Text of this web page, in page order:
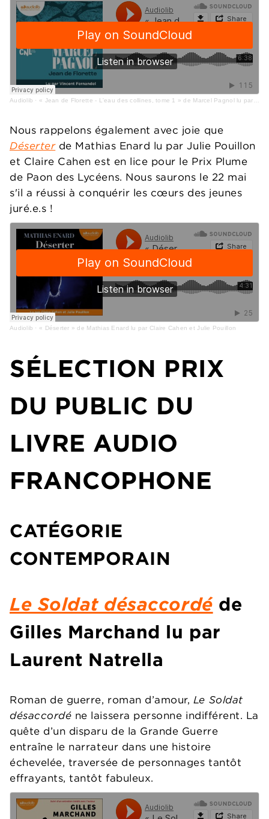
Audiolib · « Jean de Florette - L'eau des collines, tome 1 » de Marcel Pagnol lu par Vincent Fernandel
Nous rappelons également avec joie que
Déserterde Mathias Enard lu par Julie Pouillon
et Claire Cahen est en lice pour le Prix Plume
de Paon des Lycéens. Nous saurons le 22 mai
s'il a réussi à conquérir les cœurs des jeunes
juré.e.s !
Audiolib · « Déserter » de Mathias Enard lu par Claire Cahen et Julie Pouillon
SÉLECTION PRIX
DU PUBLIC DU
LIVRE AUDIO
FRANCOPHONE
CATÉGORIE
CONTEMPORAIN
Le Soldat désaccordéde
Gilles Marchand lu par
Laurent Natrella
Roman de guerre, roman d’amour, Le Soldat
désaccordé ne laissera personne indifférent. La
quête d’un disparu de la Grande Guerre
entraîne le narrateur dans une histoire
échevelée, traversée de personnages tantôt
effrayants, tantôt fabuleux.